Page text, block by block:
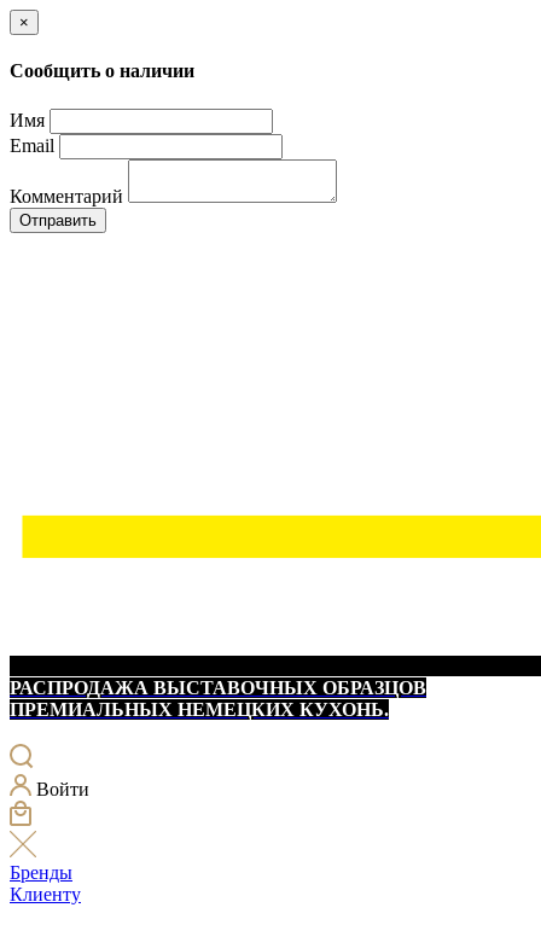
×
Сообщить о наличии
Имя
Email
Комментарий
Отправить
РАСПРОДАЖА ВЫСТАВОЧНЫХ ОБРАЗЦОВ
ПРЕМИАЛЬНЫХ НЕМЕЦКИХ КУХОНЬ.
Войти
Бренды
Клиенту